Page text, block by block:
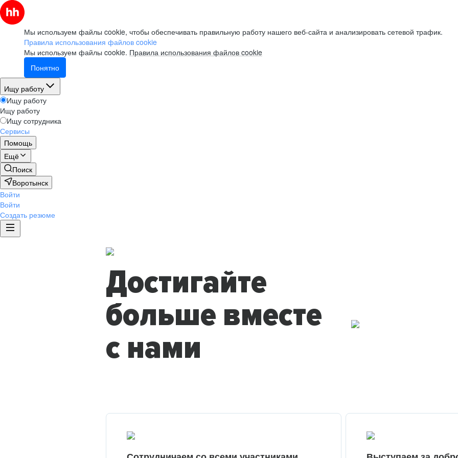
Мы используем файлы cookie, чтобы обеспечивать правильную работу нашего веб-сайта и анализировать сетевой трафик.
Правила использования файлов cookie
Мы используем файлы cookie. Правила использования файлов cookie
Понятно
Ищу работу
Ищу работу
Ищу работу
Ищу сотрудника
Сервисы
Помощь
Ещё
Поиск
Воротынск
Войти
Войти
Создать резюме
Достигайте
больше вместе
с нами